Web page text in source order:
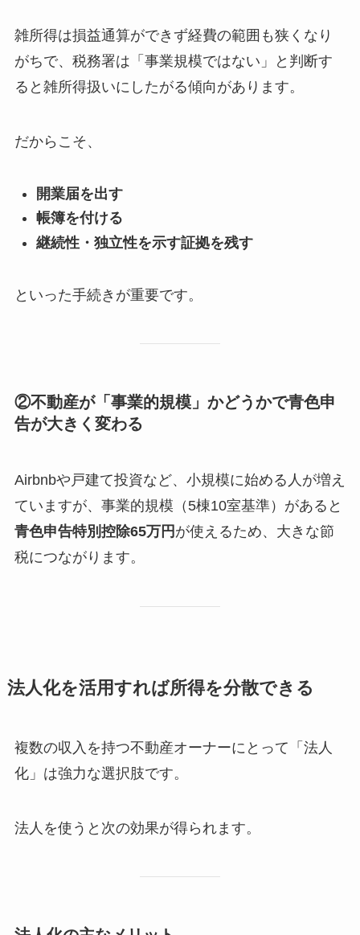
雑所得は損益通算ができず経費の範囲も狭くなり
がちで、税務署は「事業規模ではない」と判断す
ると雑所得扱いにしたがる傾向があります。
だからこそ、
開業届を出す
帳簿を付ける
継続性・独立性を示す証拠を残す
といった手続きが重要です。
②不動産が「事業的規模」かどうかで青色申
告が大きく変わる
Airbnbや戸建て投資など、小規模に始める人が増え
ていますが、事業的規模（5棟10室基準）があると
青色申告特別控除65万円 が使えるため、大きな節
税につながります。
法人化を活用すれば所得を分散できる
複数の収入を持つ不動産オーナーにとって「法人
化」は強力な選択肢です。
法人を使うと次の効果が得られます。